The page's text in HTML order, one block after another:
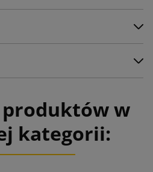
produktów w
kategorii: